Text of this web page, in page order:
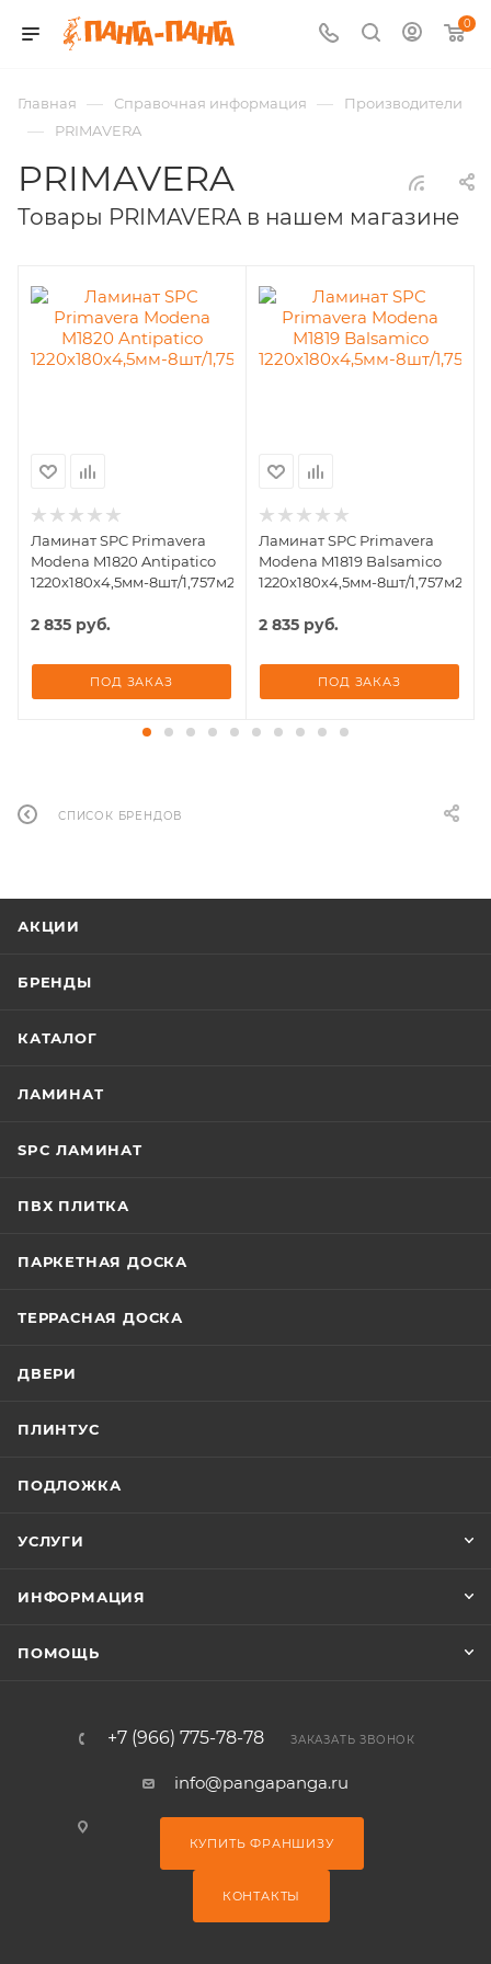
0
Главная — Справочная информация — Производители
— PRIMAVERA
PRIMAVERA
Товары PRIMAVERA в нашем магазине
Ламинат SPC Primavera
Modena M1820 Antipatico
1220х180х4,5мм-8шт/1,757м2,33кл.V
2 835 руб.
ПОД ЗАКАЗ
Ламинат SPC Primavera
Modena M1819 Balsamico
1220х180х4,5мм-8шт/
2 835 руб.
ПОД ЗАКАЗ
СПИСОК БРЕНДОВ
АКЦИИ
БРЕНДЫ
КАТАЛОГ
ЛАМИНАТ
SPC ЛАМИНАТ
ПВХ ПЛИТКА
ПАРКЕТНАЯ ДОСКА
ТЕРРАСНАЯ ДОСКА
ДВЕРИ
ПЛИНТУС
ПОДЛОЖКА
УСЛУГИ
ИНФОРМАЦИЯ
ПОМОЩЬ
+7 (966) 775-78-78 ЗАКАЗАТЬ ЗВОНОК
info@pangapanga.ru
КУПИТЬ ФРАНШИЗУ
КОНТАКТЫ